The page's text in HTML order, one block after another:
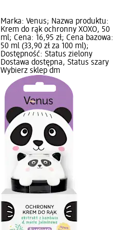
Marka: Venus; Nazwa produktu:
Krem do rąk ochronny XOXO, 50
ml; Cena: 16,95 zł; Cena bazowa:
50 ml (33,90 zł za 100 ml);
Dostępność: Status zielony
Dostawa dostępna, Status szary
Wybierz sklep dm